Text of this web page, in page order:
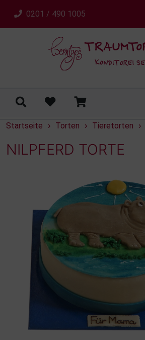
0201 / 490 1005
Startseite › Torten › Tieretorten ›
NILPFERD TORTE